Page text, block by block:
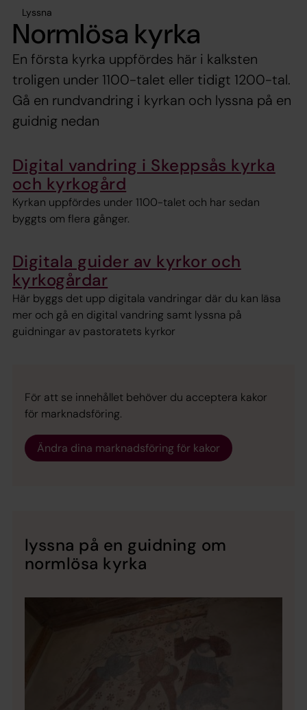
Lyssna
Normlösa kyrka
En första kyrka uppfördes här i kalksten
troligen under 1100-talet eller tidigt 1200-tal.
Gå en rundvandring i kyrkan och lyssna på en
guidnig nedan
Digital vandring i Skeppsås kyrka
och kyrkogård
Kyrkan uppfördes under 1100-talet och har sedan
byggts om flera gånger.
Digitala guider av kyrkor och
kyrkogårdar
Här byggs det upp digitala vandringar där du kan läsa
mer och gå en digital vandring samt lyssna på
guidningar av pastoratets kyrkor
För att se innehållet behöver du acceptera kakor
för marknadsföring.
Ändra dina marknadsföring för kakor
lyssna på en guidning om
normlösa kyrka